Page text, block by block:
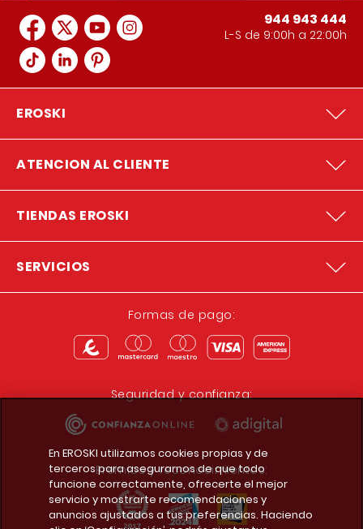
944 943 444
L-S de 9:00h a 22:00h
EROSKI
ATENCION AL CLIENTE
TIENDAS EROSKI
SERVICIOS
Formas de pago:
Seguridad y confianza:
Premios y reconocimientos:
En EROSKI utilizamos cookies propias y de
terceros para asegurarnos de que todo
funcione correctamente, ofrecerte el mejor
servicio y mostrarte recomendaciones y
anuncios ajustados a tus preferencias. Haciendo